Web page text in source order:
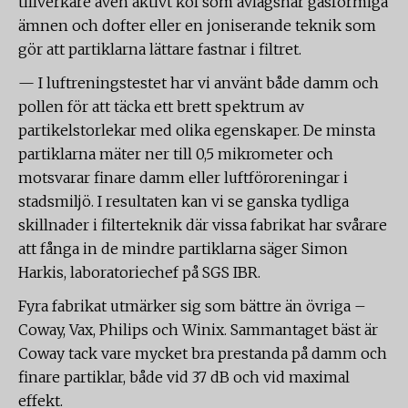
ämnen och dofter eller en joniserande teknik som
gör att partiklarna lättare fastnar i filtret.
— I luftreningstestet har vi använt både damm och
pollen för att täcka ett brett spektrum av
partikelstorlekar med olika egenskaper. De minsta
partiklarna mäter ner till 0,5 mikrometer och
motsvarar finare damm eller luftföroreningar i
stadsmiljö. I resultaten kan vi se ganska tydliga
skillnader i filterteknik där vissa fabrikat har svårare
att fånga in de mindre partiklarna säger Simon
Harkis, laboratoriechef på SGS IBR.
Fyra fabrikat utmärker sig som bättre än övriga –
Coway, Vax, Philips och Winix. Sammantaget bäst är
Coway tack vare mycket bra prestanda på damm och
finare partiklar, både vid 37 dB och vid maximal
effekt.